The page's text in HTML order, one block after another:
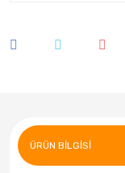
ÜRÜN BILGISI